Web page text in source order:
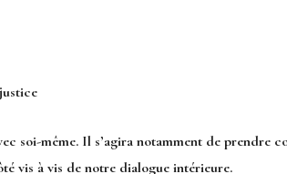
soi-même. Il s’agira notamment de prendre
vis à vis de notre dialogue intérieure.